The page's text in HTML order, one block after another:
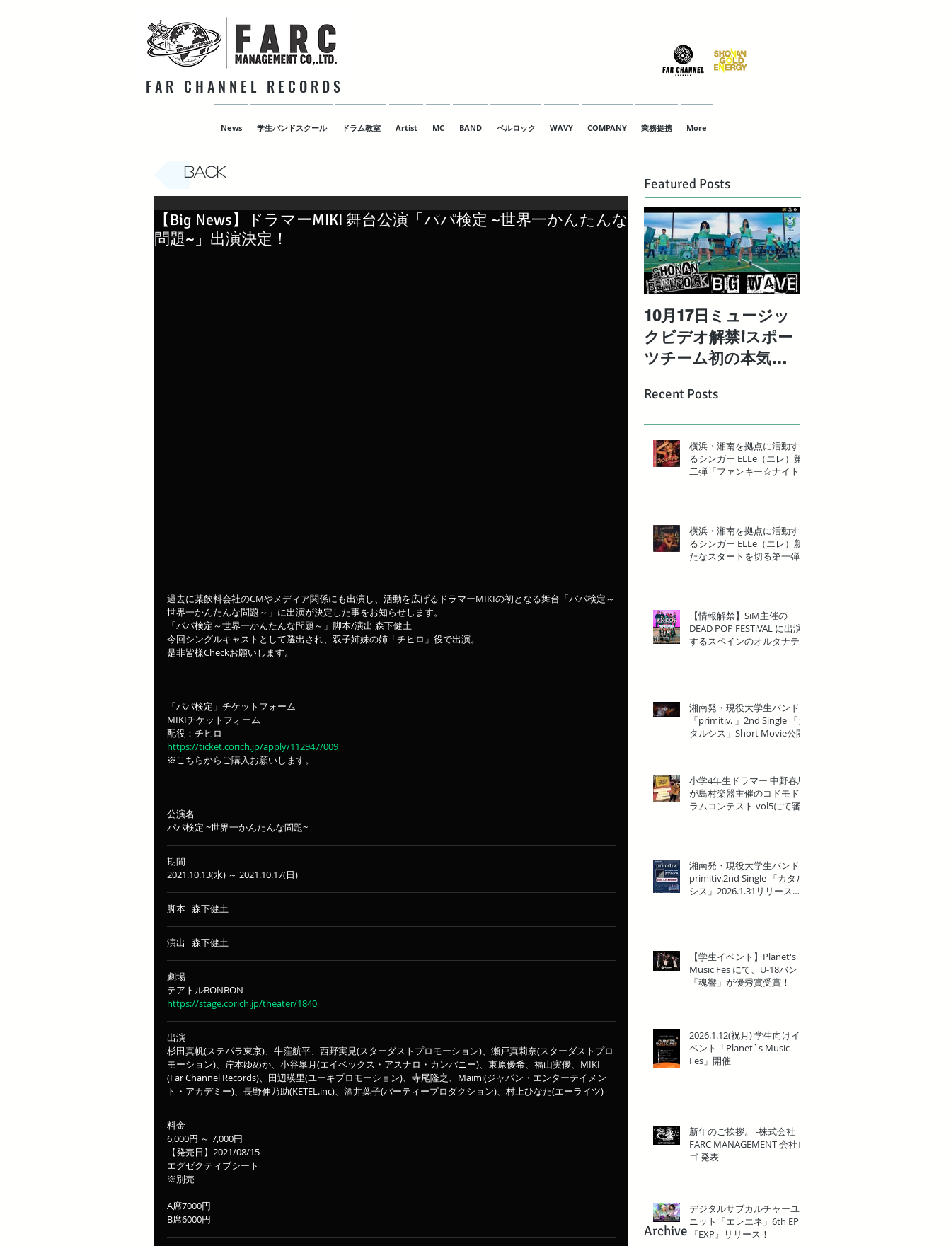
F A R C H A N N E L R E C O R D S
News 学生バンドスクール ドラム教室 Artist MC BAND ベルロック WAVY COMPANY 業務提携 More
Featured Posts
Back
【Big News】ドラマーMIKI 舞台公演「パパ検定 ~世界一かんたんな
問題~」出演決定！
過去に某飲料会社のCMやメディア関係にも出演し、活動を広げるドラマーMIKIの初となる舞台「パパ検定～
世界一かんたんな問題～」に出演が決定した事をお知らせします。
「パパ検定～世界一かんたんな問題～」脚本/演出 森下健土
今回シングルキャストとして選出され、双子姉妹の姉「チヒロ」役で出演。
是非皆様Checkお願いします。
「パパ検定」チケットフォーム
MIKIチケットフォーム
配役：チヒロ
https://ticket.corich.jp/apply/112947/009
※こちらからご購入お願いします。
公演名
パパ検定 ~世界一かんたんな問題~
期間
2021.10.13(水) ～ 2021.10.17(日)
脚本   森下健土
演出   森下健土
劇場
テアトルBONBON
https://stage.corich.jp/theater/1840
出演
杉田真帆(ステパラ東京)、牛窪航平、西野実見(スターダストプロモーション)、瀬戸真莉奈(スターダストプロ
モーション)、岸本ゆめか、小谷皐月(エイベックス・アスナロ・カンパニー)、東原優希、福山実優、MIKI
(Far Channel Records)、田辺瑛里(ユーキプロモーション)、寺尾隆之、Maimi(ジャパン・エンターテイメン
ト・アカデミー)、長野伸乃助(KETEL.inc)、酒井葉子(パーティープロダクション)、村上ひなた(エーライツ)
料金
6,000円 ～ 7,000円
【発売日】2021/08/15
エグゼクティブシート
※別売
A席7000円
B席6000円
10月17日ミュージッ
クビデオ解禁!スポー
ツチーム初の本気の
して結成された「湘
南ベ ルロック」の1st
シングル【BIG
WAVE】MV解禁!
Recent Posts
横浜・湘南を拠点に活動す
るシンガー ELLe（エレ）第
二弾「ファンキー☆ナイト」
横浜・湘南を拠点に活動す
るシンガー ELLe（エレ）新
たなスタートを切る第一弾
【情報解禁】SiM主催の
DEAD POP FESTiVAL に出演
するスペインのオルタナテ
湘南発・現役大学生バンド
「primitiv. 」2nd Single 「カ
タルシス」Short Movie公開
小学4年生ドラマー 中野春馬
が島村楽器主催のコドモド
ラムコンテスト vol5にて審
湘南発・現役大学生バンド
primitiv.2nd Single 「カタル
シス」2026.1.31リリース決
【学生イベント】Planet's
Music Fes にて、U-18バンド
「魂響」が優秀賞受賞！
2026.1.12(祝月) 学生向けイ
ベント「Planet`s Music
Fes」開催
新年のご挨拶。 -株式会社
FARC MANAGEMENT 会社ロ
ゴ 発表-
デジタルサブカルチャーユ
ニット「エレエネ」6th EP
『EXP』リリース！
Archive